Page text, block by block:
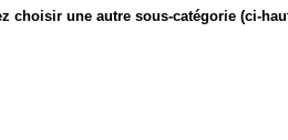
choisir une autre sous-catégorie (ci-